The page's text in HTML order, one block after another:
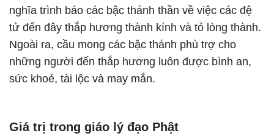
nghĩa trình báo các bậc thánh thần về việc các đệ
tử đến đây thắp hương thành kính và tỏ lòng thành.
Ngoài ra, cầu mong các bậc thánh phù trợ cho
những người đến thắp hương luôn được bình an,
sức khoẻ, tài lộc và may mắn.
Giá trị trong giáo lý đạo Phật